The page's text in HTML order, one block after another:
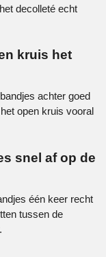
decolleté echt
kruis het
achter goed
open kruis vooral
snel af op de
één keer recht
tussen de